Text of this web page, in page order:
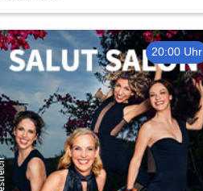
20:00 Uhr